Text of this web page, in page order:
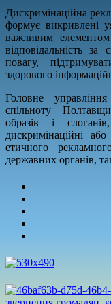
Дискримінаційна
формує викривлені
важливим
відповідальність
повагу,
здорового
Головне
спільноту
образів і
дискримінаційні
етичного
державних органів,